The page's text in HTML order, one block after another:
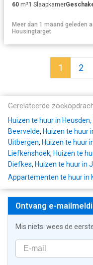
60 m²1 Slaapkamer
Meer dan 1 maand geleden
Housingtarget
1 2
Gerelateerde
Huizen te huur in
Beervelde, Huizen te huur
Uitbergen, Huizen te huur
Liefkenshoek, Huizen te
Diefkes, Huizen te huur in
Appartementen te huur in
Ontvang e-
Mis niets: wees de